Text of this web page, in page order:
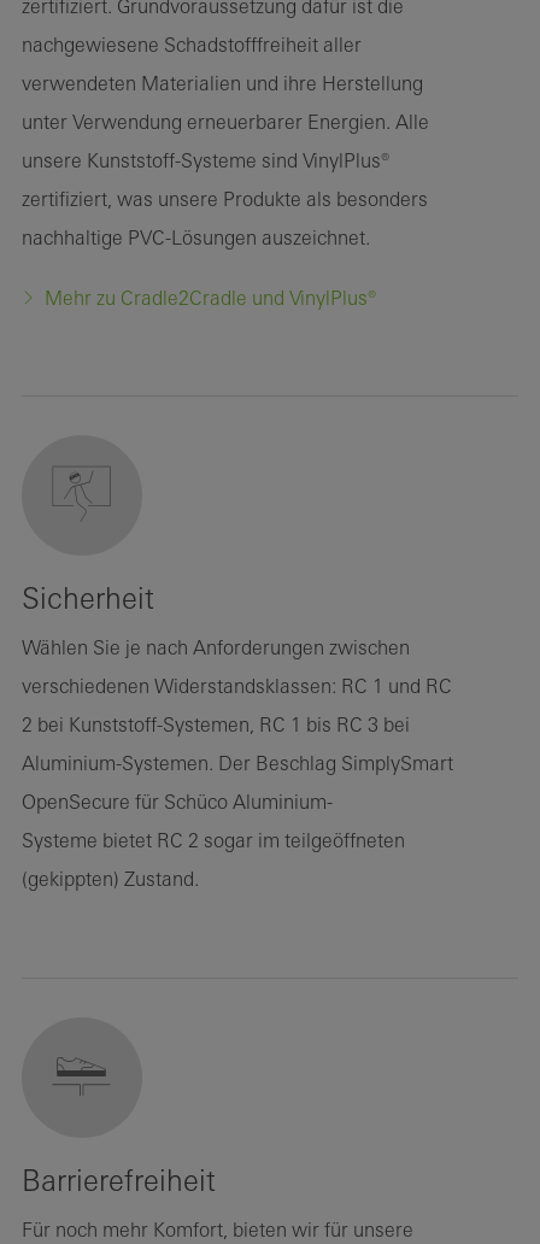
zertifiziert. Grundvoraussetzung dafür ist die
nachgewiesene Schadstofffreiheit aller
verwendeten Materialien und ihre Herstellung
unter Verwendung erneuerbarer Energien. Alle
unsere Kunststoff-Systeme sind VinylPlus®
zertifiziert, was unsere Produkte als besonders
nachhaltige PVC-Lösungen auszeichnet.
Mehr zu Cradle2Cradle und VinylPlus®
Sicherheit
Wählen Sie je nach Anforderungen zwischen
verschiedenen Widerstandsklassen: RC 1 und RC
2 bei Kunststoff-Systemen, RC 1 bis RC 3 bei
Aluminium-Systemen. Der Beschlag SimplySmart
OpenSecure für Schüco Aluminium-
Systeme bietet RC 2 sogar im teilgeöffneten
(gekippten) Zustand.
Barrierefreiheit
Für noch mehr Komfort, bieten wir für unsere